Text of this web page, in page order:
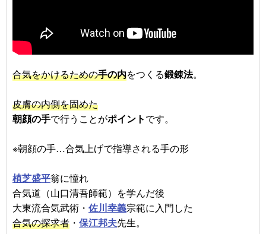
合気をかけるための手の内をつくる鍛錬法。
皮膚の内側を固めた
朝顔の手で行うことがポイントです。
※朝顔の手…合気上げで指導される手の形
植芝盛平翁に憧れ
合気道（山口清吾師範）を学んだ後
大東流合気武術・ 佐川幸義宗範に入門した
合気の探求者 ・ 保江邦夫先生。